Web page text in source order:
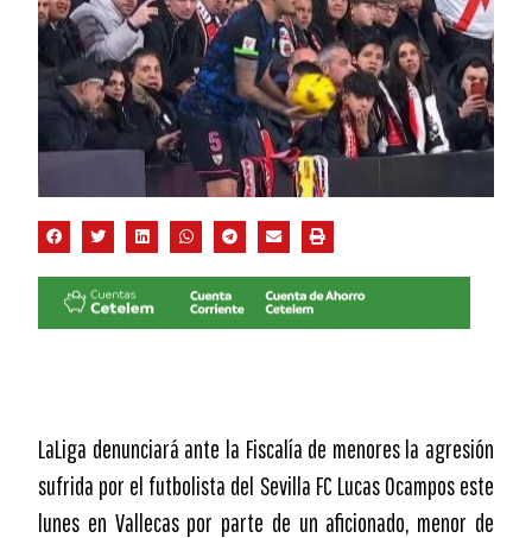
LaLiga denunciará ante la Fiscalía de menores la agresión
sufrida por el futbolista del Sevilla FC Lucas Ocampos este
lunes en Vallecas por parte de un aficionado, menor de